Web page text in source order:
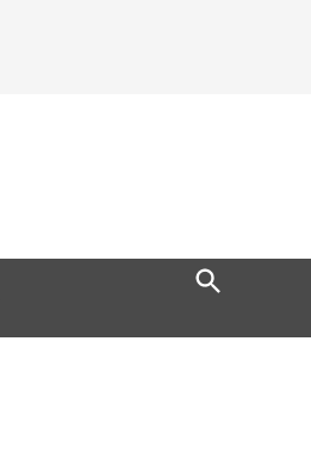
Open
Search